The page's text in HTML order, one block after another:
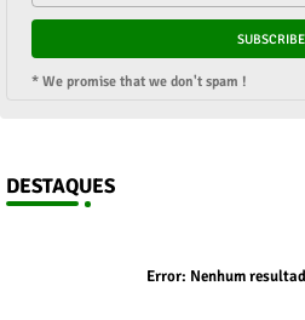
* We promise that we don't spam !
DESTAQUES
Error: Nenhum